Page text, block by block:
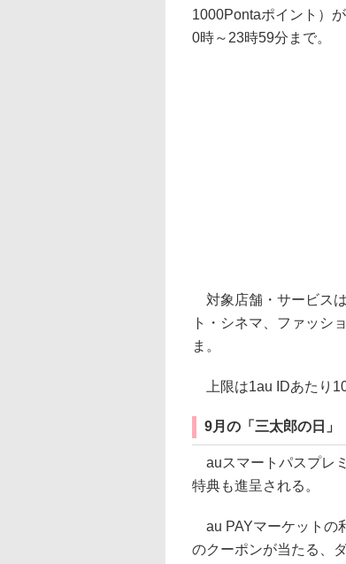
1000Pontaポイント）
0時～23時59分まで。
対象店舗・サービス
ト・シネマ、ファッシ
ま。
上限は1au IDあたり
9月の「三太郎の日
auスマートパスプレ
特典も進呈される。
au PAYマーケットの
のクーポンが当たる、